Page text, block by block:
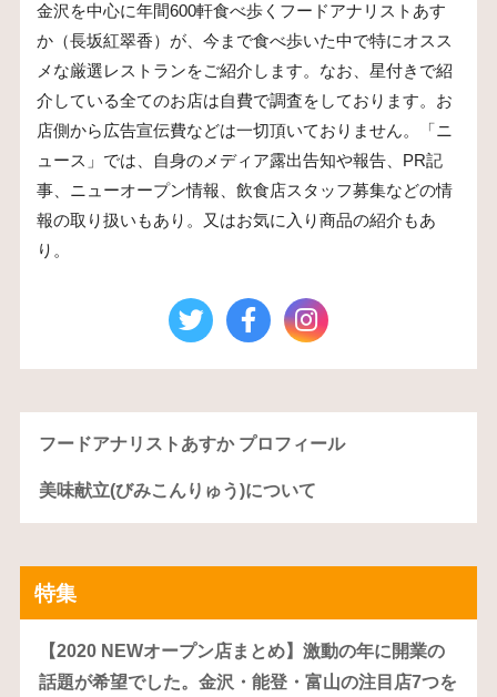
金沢を中心に年間600軒食べ歩くフードアナリストあす
か（長坂紅翠香）が、今まで食べ歩いた中で特にオスス
メな厳選レストランをご紹介します。なお、星付きで紹
介している全てのお店は自費で調査をしております。お
店側から広告宣伝費などは一切頂いておりません。「ニ
ュース」では、自身のメディア露出告知や報告、PR記
事、ニューオープン情報、飲食店スタッフ募集などの情
報の取り扱いもあり。又はお気に入り商品の紹介もあ
り。
フードアナリストあすか プロフィール
美味献立(びみこんりゅう)について
特集
【2020 NEWオープン店まとめ】激動の年に開業の
話題が希望でした。金沢・能登・富山の注目店7つを